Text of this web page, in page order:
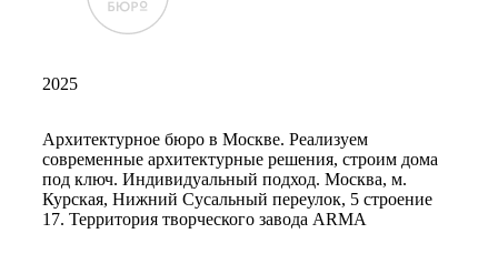
2025
Архитектурное бюро в Москве. Реализуем
современные архитектурные решения, строим дома
под ключ. Индивидуальный подход. Москва, м.
Курская, Нижний Сусальный переулок, 5 строение
17. Территория творческого завода ARMA